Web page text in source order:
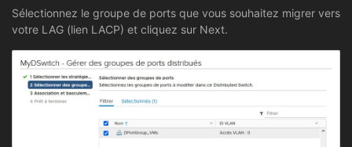
Sélectionnez le groupe de ports que vous souhaitez migrer vers
votre LAG (lien LACP) et cliquez sur Next.